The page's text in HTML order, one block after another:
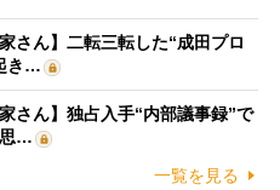
さん】二転三転した“成田プロ
き…
さん】独占入手“内部議事録”で
思…
一覧を見る